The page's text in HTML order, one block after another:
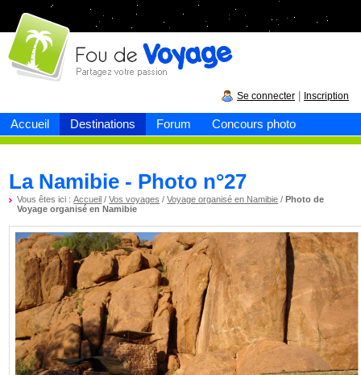
Accueil Destinations Forum Concours photo
Fou devoyage
Se connecter Inscription
La Namibie - Photo n°27
Vous êtes ici :Accueil /Vos voyages /Voyage organisé en Namibie /Photo de
Voyage organisé en Namibie